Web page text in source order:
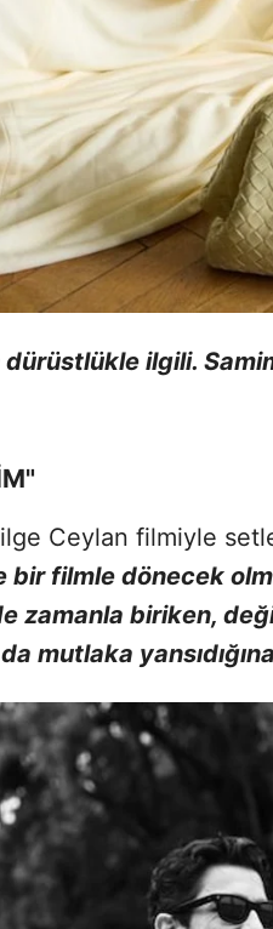
dürüstlükle ilgili.
Ceylan filmiyle
bir filmle dönecek
zamanla biriken,
mutlaka